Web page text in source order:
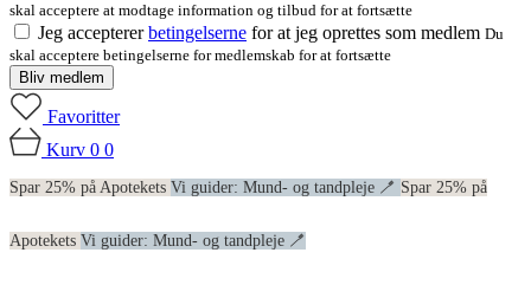
skal acceptere at modtage information og tilbud for at fortsætte
Jeg acceptererbetingelserne for at jeg oprettes som medlem Du
skal acceptere betingelserne for medlemskab for at fortsætte
Bliv medlem
Favoritter
Kurv 0 0
Spar 25% på Apotekets Vi guider: Mund- og tandpleje 🪥 Spar 25% på
Apotekets Vi guider: Mund- og tandpleje 🪥